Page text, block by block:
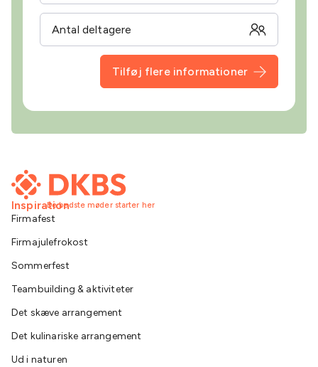
Tilføj flere informationer
De bedste møder starter her
Inspiration
Firmafest
Firmajulefrokost
Sommerfest
Teambuilding & aktiviteter
Det skæve arrangement
Det kulinariske arrangement
Ud i naturen